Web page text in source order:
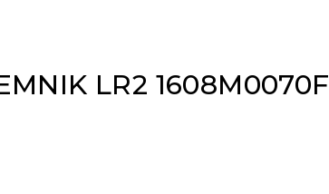
LR2 1608M0070F